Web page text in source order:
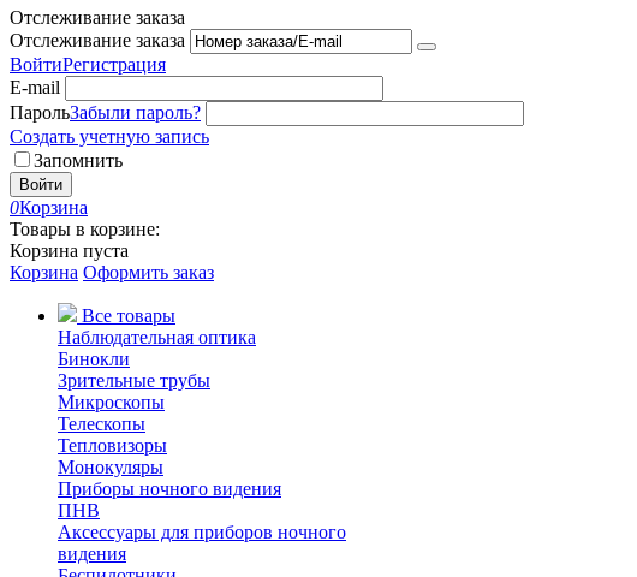
Отслеживание заказа
Отслеживание заказа
ВойтиРегистрация
E-mail
ПарольЗабыли пароль?
Создать учетную запись
Запомнить
Войти
0Корзина
Товары в корзине:
Корзина пуста
Корзина Оформить заказ
Все товары
Наблюдательная оптика
Бинокли
Зрительные трубы
Микроскопы
Телескопы
Тепловизоры
Монокуляры
Приборы ночного видения
ПНВ
Аксессуары для приборов ночного
видения